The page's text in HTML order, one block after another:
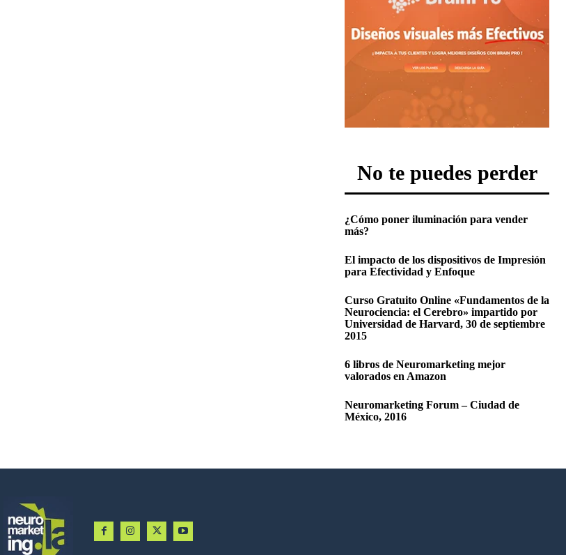
No te puedes perder
¿Cómo poner iluminación para vender
más?
El impacto de los dispositivos de Impresión
para Efectividad y Enfoque
Curso Gratuito Online «Fundamentos de la
Neurociencia: el Cerebro» impartido por
Universidad de Harvard, 30 de septiembre
2015
6 libros de Neuromarketing mejor
valorados en Amazon
Neuromarketing Forum – Ciudad de
México, 2016